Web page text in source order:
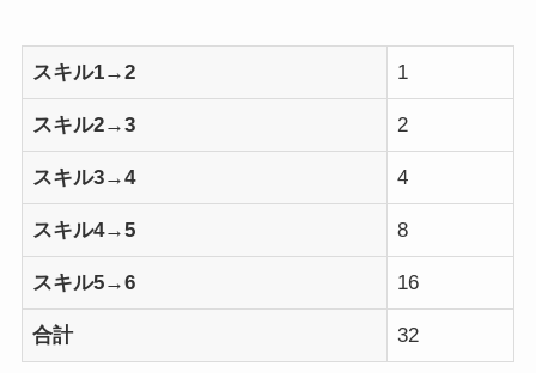
スキル1→2 1
スキル2→3 2
スキル3→4 4
スキル4→5 8
スキル5→6 16
合計 32